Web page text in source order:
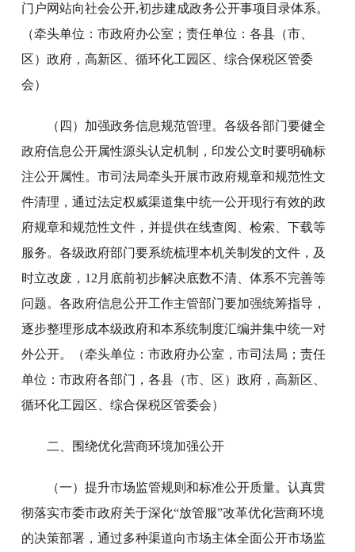
门户网站向社会公开,初步建成政务公开事项目录体系。
（牵头单位：市政府办公室；责任单位：各县（市、
区）政府，高新区、循环化工园区、综合保税区管委
会）
（四）加强政务信息规范管理。各级各部门要健全
政府信息公开属性源头认定机制，印发公文时要明确标
注公开属性。市司法局牵头开展市政府规章和规范性文
件清理，通过法定权威渠道集中统一公开现行有效的政
府规章和规范性文件，并提供在线查阅、检索、下载等
服务。各级政府部门要系统梳理本机关制发的文件，及
时立改废，12月底前初步解决底数不清、体系不完善等
问题。各政府信息公开工作主管部门要加强统筹指导，
逐步整理形成本级政府和本系统制度汇编并集中统一对
外公开。（牵头单位：市政府办公室，市司法局；责任
单位：市政府各部门，各县（市、区）政府，高新区、
循环化工园区、综合保税区管委会）
二、围绕优化营商环境加强公开
（一）提升市场监管规则和标准公开质量。认真贯
彻落实市委市政府关于深化“放管服”改革优化营商环境
的决策部署，通过多种渠道向市场主体全面公开市场监